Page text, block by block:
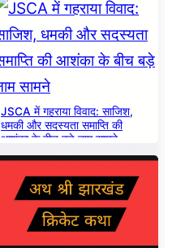
JSCA में गहराया विवाद: साजिश,
धमकी और सदस्यता समाप्ति की
आशंका के बीच बड़े नाम सामने